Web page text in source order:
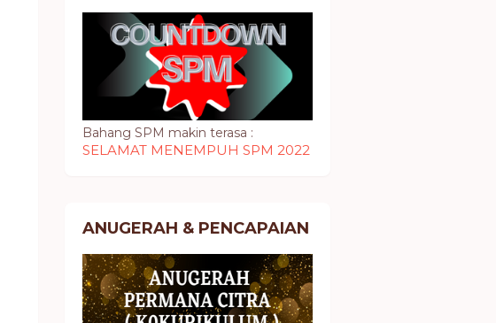
Bahang SPM makin terasa :
SELAMAT MENEMPUH SPM 2022
ANUGERAH & PENCAPAIAN